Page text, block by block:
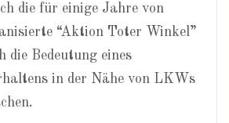
die für einige Jahre von
“Aktion Toter Winkel”
die Bedeutung eines
in der Nähe von LKWs